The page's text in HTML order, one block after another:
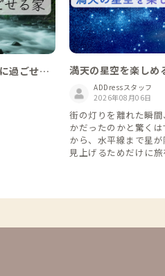
過ごせる
満天の星空を楽しめ
ADDressスタッフ
2026年08月06日
街の灯りを離れた瞬
かだったのかと驚く
から、水平線まで星
見上げるためだけに